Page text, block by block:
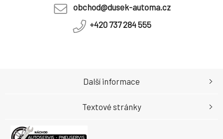
obchod@dusek-automa.cz
+420 737 284 555
Další informace
Textové stránky